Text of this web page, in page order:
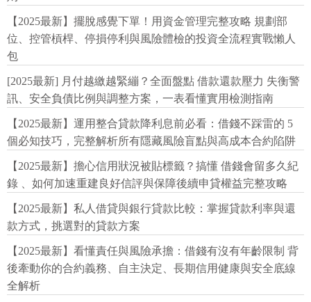
【2025最新】擺脫感覺下單！用資金管理完整攻略 規劃部
位、控管槓桿、停損停利與風險體檢的投資全流程實戰懶人
包
[2025最新] 月付越繳越緊繃？全面盤點 借款還款壓力 失衡警
訊、安全負債比例與調整方案，一表看懂實用檢測指南
【2025最新】運用整合貸款降利息前必看：借錢不踩雷的 5
個必知技巧，完整解析所有隱藏風險盲點與高成本合約陷阱
【2025最新】擔心信用狀況被貼標籤？搞懂 借錢會留多久紀
錄 、如何加速重建良好信評與保障後續申貸權益完整攻略
【2025最新】私人借貸與銀行貸款比較：掌握貸款利率與還
款方式，挑選對的貸款方案
【2025最新】看懂責任與風險承擔：借錢有沒有年齡限制 背
後牽動你的合約義務、自主決定、長期信用健康與安全底線
全解析